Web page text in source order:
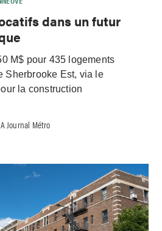
dans un futur
M$ pour 435 logements
Sherbrooke Est, via le
la construction
Journal Métro